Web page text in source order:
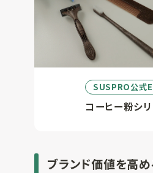
SUSPRO公式
コーヒー粉シ
ブランド価値を高